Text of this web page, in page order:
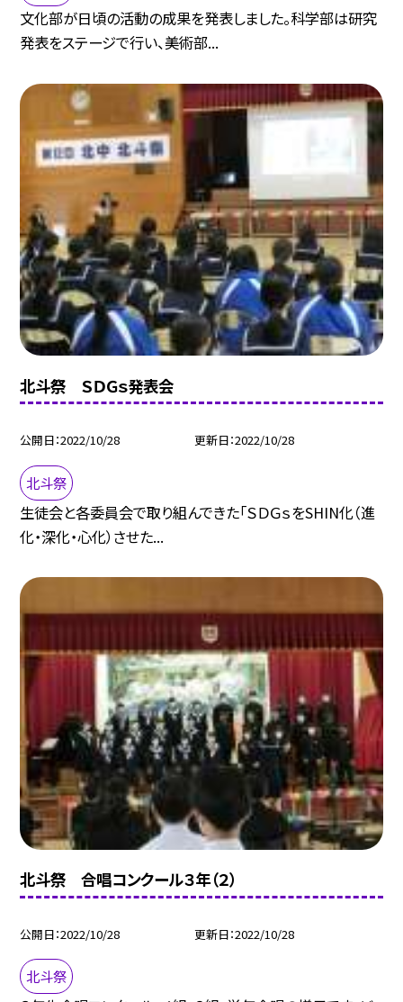
文化部が日頃の活動の成果を発表しました。科学部は研究
発表をステージで行い、美術部...
北斗祭 ＳＤＧｓ発表会
公開日 2022/10/28 更新日 2022/10/28
北斗祭
生徒会と各委員会で取り組んできた「ＳＤＧｓをSHIN化（進
化・深化・心化）させた...
北斗祭 合唱コンクール３年（２）
公開日 2022/10/28 更新日 2022/10/28
北斗祭